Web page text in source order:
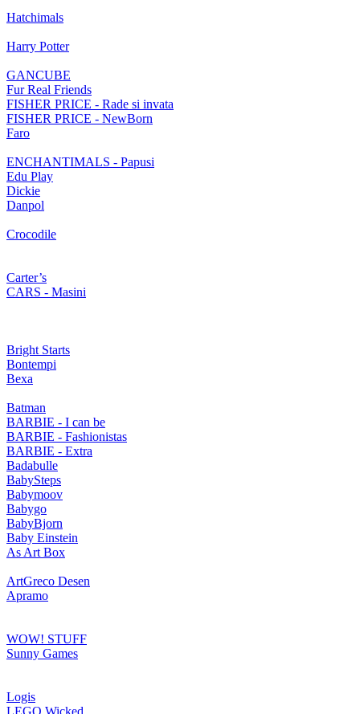
Hatchimals
Harry Potter
GANCUBE
Fur Real Friends
FISHER PRICE - Rade si invata
FISHER PRICE - NewBorn
Faro
ENCHANTIMALS - Papusi
Edu Play
Dickie
Danpol
Crocodile
Carter’s
CARS - Masini
Bright Starts
Bontempi
Bexa
Batman
BARBIE - I can be
BARBIE - Fashionistas
BARBIE - Extra
Badabulle
BabySteps
Babymoov
Babygo
BabyBjorn
Baby Einstein
As Art Box
ArtGreco Desen
Apramo
WOW! STUFF
Sunny Games
Logis